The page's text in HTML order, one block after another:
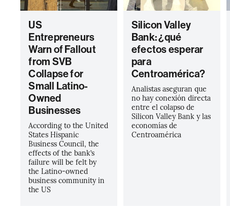
US
Entrepreneurs
Warn of Fallout
from SVB
Collapse for
Small Latino-
Owned
Businesses
According to the United
States Hispanic
Business Council, the
effects of the bank’s
failure will be felt by
the Latino-owned
business community in
the US
Silicon Valley
Bank: ¿qué
efectos esperar
para
Centroamérica?
Analistas aseguran que
no hay conexión directa
entre el colapso de
Silicon Valley Bank y las
economías de
Centroamérica